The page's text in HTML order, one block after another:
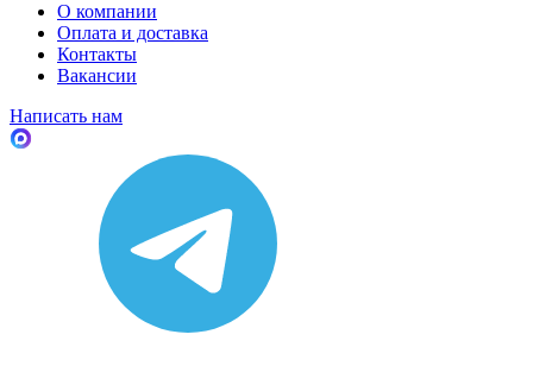
О компании
Оплата и доставка
Контакты
Вакансии
Написать нам